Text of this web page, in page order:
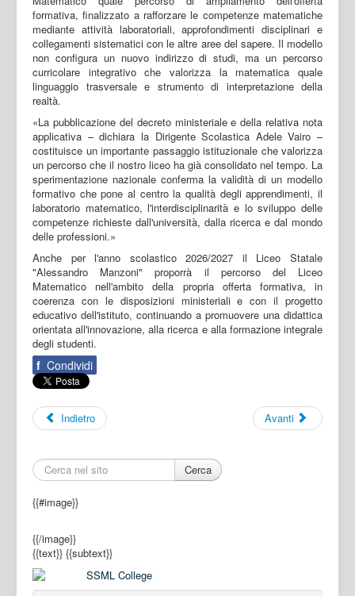
formativa, finalizzato a rafforzare le competenze matematiche
mediante attività laboratoriali, approfondimenti disciplinari e
collegamenti sistematici con le altre aree del sapere. Il modello
non configura un nuovo indirizzo di studi, ma un percorso
curricolare integrativo che valorizza la matematica quale
linguaggio trasversale e strumento di interpretazione della
realtà.
«La pubblicazione del decreto ministeriale e della relativa nota
applicativa – dichiara la Dirigente Scolastica Adele Vairo –
costituisce un importante passaggio istituzionale che valorizza
un percorso che il nostro liceo ha già consolidato nel tempo. La
sperimentazione nazionale conferma la validità di un modello
formativo che pone al centro la qualità degli apprendimenti, il
laboratorio matematico, l'interdisciplinarità e lo sviluppo delle
competenze richieste dall'università, dalla ricerca e dal mondo
delle professioni.»
Anche per l'anno scolastico 2026/2027 il Liceo Statale
"Alessandro Manzoni" proporrà il percorso del Liceo
Matematico nell'ambito della propria offerta formativa, in
coerenza con le disposizioni ministeriali e con il progetto
educativo dell'istituto, continuando a promuovere una didattica
orientata all'innovazione, alla ricerca e alla formazione integrale
degli studenti.
f Condividi
Indietro Avanti
Cerca
{{#image}}
{{/image}}
{{text}} {{subtext}}